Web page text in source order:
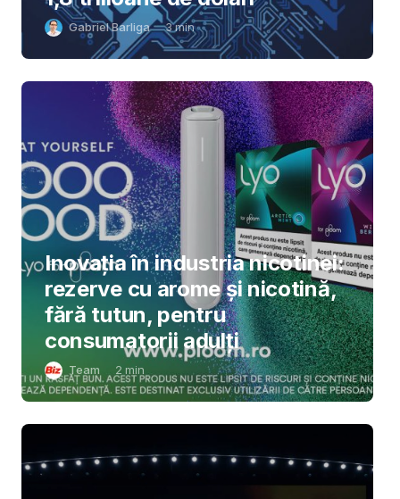
Gabriel Barliga 3min
Inovația în industria nicotinei:
rezerve cu arome și nicotină,
fără tutun, pentru
consumatorii adulți
Team 2 min